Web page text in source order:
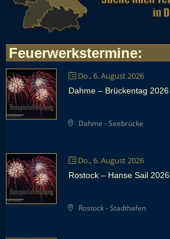
Feuerwerkstermine:
Do., 6. August 2026
Dahme – Brückentag 2026
Dahme - Seebrücke
Do., 6. August 2026
Rostock – Hanse Sail 2026
Rostock - Stadthafen